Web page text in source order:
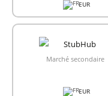
EUR
Marché secondaire
EUR